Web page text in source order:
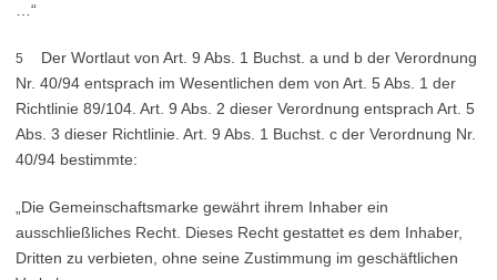
…“
5
Der Wortlaut von Art. 9 Abs. 1 Buchst. a und b der Verordnung
Nr. 40/94 entsprach im Wesentlichen dem von Art. 5 Abs. 1 der
Richtlinie 89/104. Art. 9 Abs. 2 dieser Verordnung entsprach Art. 5
Abs. 3 dieser Richtlinie. Art. 9 Abs. 1 Buchst. c der Verordnung Nr.
40/94 bestimmte:
„Die Gemeinschaftsmarke gewährt ihrem Inhaber ein
ausschließliches Recht. Dieses Recht gestattet es dem Inhaber,
Dritten zu verbieten, ohne seine Zustimmung im geschäftlichen